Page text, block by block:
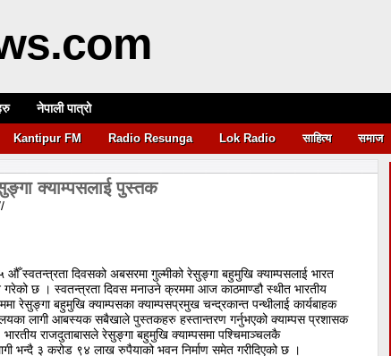
नेपाली पात्रो
Kantipur FM Radio Resunga Lok Radio साहित्य समाज
क्याम्पसलाई पुस्तक
स्वतन्त्रता दिवसको अबसरमा गुल्मीको रेसुङ्गा बहुमुखि क्याम्पसलाई भारत
छ । स्वतन्त्रता दिवस मनाउने क्रममा आज काठमाण्डौ स्थीत भारतीय
रेसुङ्गा बहुमुखि क्याम्पसका क्याम्पसप्रमुख चन्द्रकान्त पन्थीलाई कार्यबाहक
लागी आबस्यक सबैखाले पुस्तकहरु हस्तान्तरण गर्नुभएको क्याम्पस प्रशासक
राजदुताबासले रेसुङ्गा बहुमुखि क्याम्पसमा पश्चिमाञ्चलकै
भन्दै ३ करोड ९४ लाख रुपैयाको भवन निर्माण समेत गरीदिएको छ ।